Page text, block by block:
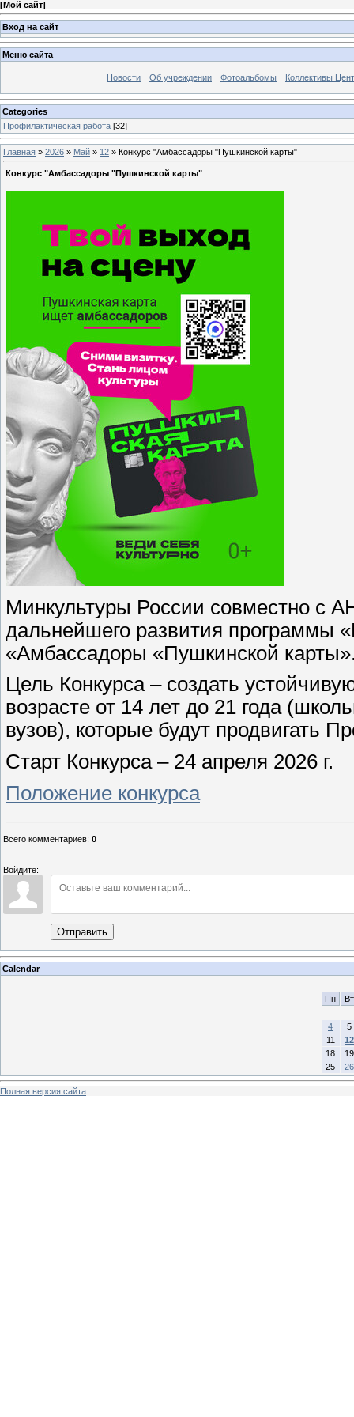
[Мой сайт]
Вход на сайт
Меню сайта
Новости Об учреждении Фотоальбомы Коллективы
Categories
Профилактическая работа [32]
Главная » 2026 » Май » 12 » Конкурс "Амбассадоры "Пушкинской карты"
Конкурс "Амбассадоры "Пушкинской карты"
Минкультуры России совместно с
дальнейшего развития программы
«Амбассадоры «Пушкинской
Цель Конкурса – создать
возрасте от 14 лет до 21 года
вузов), которые будут продвигать
Старт Конкурса – 24 апреля 2026 г.
Положение конкурса
Всего комментариев: 0
Войдите:
Отправить
Calendar
Пн Вт
4
5
11
12
18
19
25
26
Полная версия сайта